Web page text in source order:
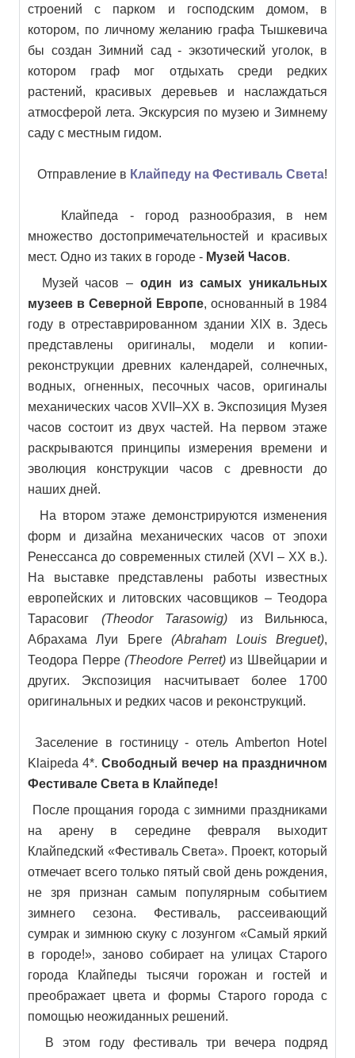
строений с парком и господским домом, в
котором, по личному желанию графа Тышкевича
бы создан Зимний сад - экзотический уголок, в
котором граф мог отдыхать среди редких
растений, красивых деревьев и наслаждаться
атмосферой лета. Экскурсия по музею и Зимнему
саду с местным гидом.
Отправление в Клайпеду на Фестиваль Света!
Клайпеда - город разнообразия, в нем
множество достопримечательностей и красивых
мест. Одно из таких в городе - Музей Часов.
Музей часов – один из самых уникальных
музеев в Северной Европе, основанный в 1984
году в отреставрированном здании XIX в. Здесь
представлены оригиналы, модели и копии-
реконструкции древних календарей, солнечных,
водных, огненных, песочных часов, оригиналы
механических часов XVII–XX в. Экспозиция Музея
часов состоит из двух частей. На первом этаже
раскрываются принципы измерения времени и
эволюция конструкции часов с древности до
наших дней.
На втором этаже демонстрируются изменения
форм и дизайна механических часов от эпохи
Ренессанса до современных стилей (XVI – XX в.).
На выставке представлены работы известных
европейских и литовских часовщиков – Теодора
Тарасовиг (Theodor Tarasowig) из Вильнюса,
Абрахама Луи Бреге(Abraham Louis Breguet),
Теодора Перре (Theodore Perret) из Швейцарии и
других. Экспозиция насчитывает более 1700
оригинальных и редких часов и реконструкций.
Заселение в гостиницу - отель Amberton Hotel
Klaipeda 4*. Свободный вечер на праздничном
Фестивале Света в Клайпеде!
После прощания города с зимними праздниками
на арену в середине февраля выходит
Клайпедский «Фестиваль Света». Проект, который
отмечает всего только пятый свой день рождения,
не зря признан самым популярным событием
зимнего сезона. Фестиваль, рассеивающий
сумрак и зимнюю скуку с лозунгом «Самый яркий
в городе!», заново собирает на улицах Старого
города Клайпеды тысячи горожан и гостей и
преображает цвета и формы Старого города с
помощью неожиданных решений.
В этом году фестиваль три вечера подряд